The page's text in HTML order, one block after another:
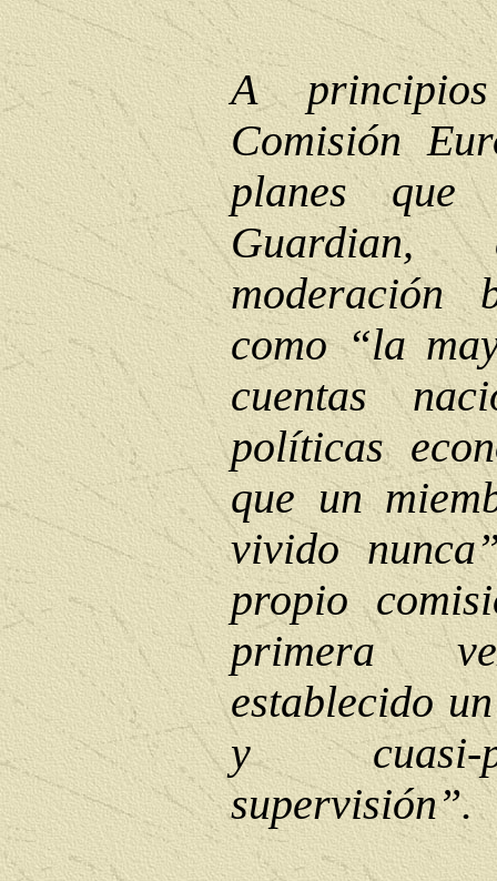
A
Comisión
planes que
moderación
como “la
cuentas
políticas
que un
vivido
propio
primera
establecido
y cuasi-
supervisión”.